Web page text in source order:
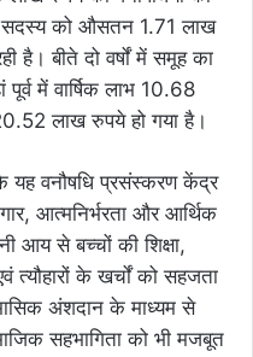
सदस्य को औसतन 1.71 लाख
है। बीते दो वर्षों में समूह का
में वार्षिक लाभ 10.68
लाख रुपये हो गया है।
यह वनौषधि प्रसंस्करण केंद्र
आत्मनिर्भरता और आर्थिक
आय से बच्चों की शिक्षा,
के खर्चों को सहजता
अंशदान के माध्यम से
सहभागिता को भी मजबूत